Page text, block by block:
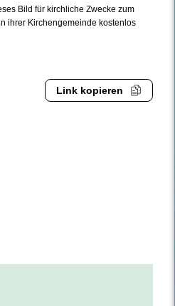
Bild für kirchliche Zwecke zum
ihrer Kirchengemeinde kostenlos
Link kopieren